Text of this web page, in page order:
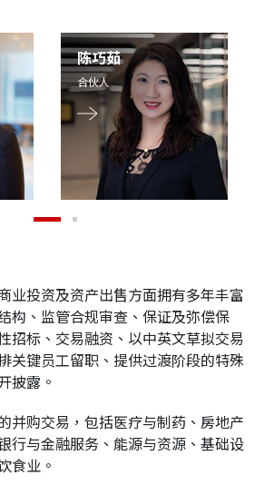
社区投入
应届毕业生招聘
联络我们
地点
陈巧茹
合伙人
业投资及资产出售方面拥有多年丰富
构、监管合规审查、保证及弥偿保
招标、交易融资、以中英文草拟交易
关键员工留职、提供过渡阶段的特殊
披露。
并购交易，包括医疗与制药、房地产
行与金融服务、能源与资源、基础设
食业。